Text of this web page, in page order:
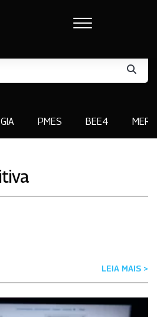
PMES BEE4
LEIA MAIS >